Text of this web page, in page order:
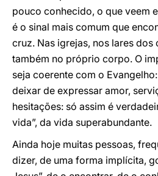
pouco conhecido, o que veem
é o sinal mais comum que
cruz. Nas igrejas, nos lares dos
também no próprio corpo. O
seja coerente com o
deixar de expressar amor,
hesitações: só assim é
vida”, da vida superabundante.
Ainda hoje muitas pessoas,
dizer, de uma forma implícita,